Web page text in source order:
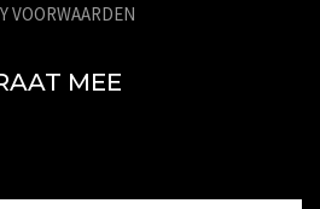
VOORWAARDEN
MEE